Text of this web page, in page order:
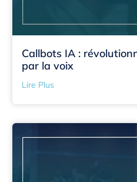
Callbots IA :
par la voix
Lire Plus